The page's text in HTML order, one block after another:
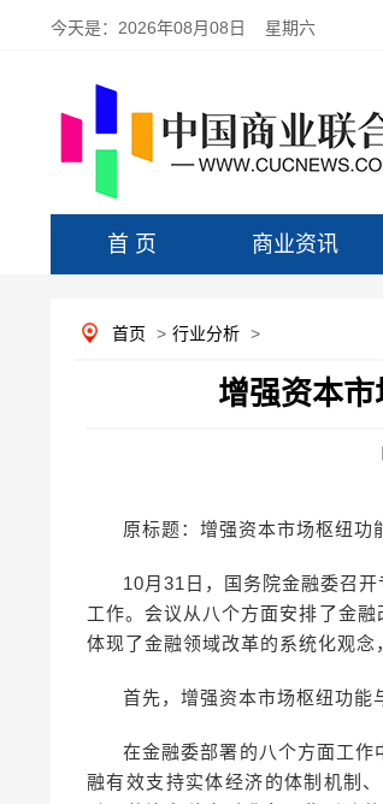
今天是： 2026年08月08日 星期六
首 页 商业资讯
首页 > 行业分析 >
增强资本
原标题：增强资本市场枢纽功
10月31日，国务院金融委召
工作。会议从八个方面安排了金
体现了金融领域改革的系统化观念
首先，增强资本市场枢纽功能
在金融委部署的八个方面工
融有效支持实体经济的体制机制